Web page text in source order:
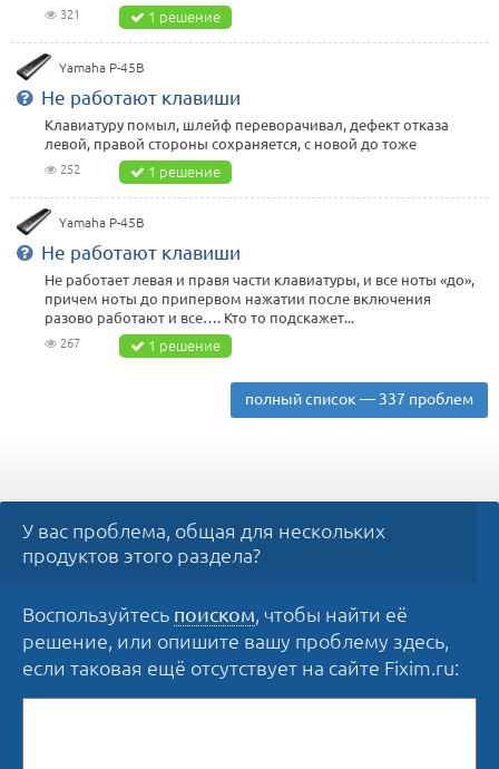
321 1 решение
Yamaha P-45B
Не работают клавиши
Клавиатуру помыл, шлейф переворачивал, дефект отказа
левой, правой стороны сохраняется, с новой до тоже
252 1 решение
Yamaha P-45B
Не работают клавиши
Не работает левая и правя части клавиатуры, и все ноты «до»,
причем ноты до припервом нажатии после включения
разово работают и все…. Кто то подскажет...
267 1 решение
полный список — 337 проблем
У вас проблема, общая для нескольких
продуктов этого раздела?
Воспользуйтесь поиском, чтобы найти её
решение, или опишите вашу проблему здесь,
если таковая ещё отсутствует на сайте Fixim.ru: